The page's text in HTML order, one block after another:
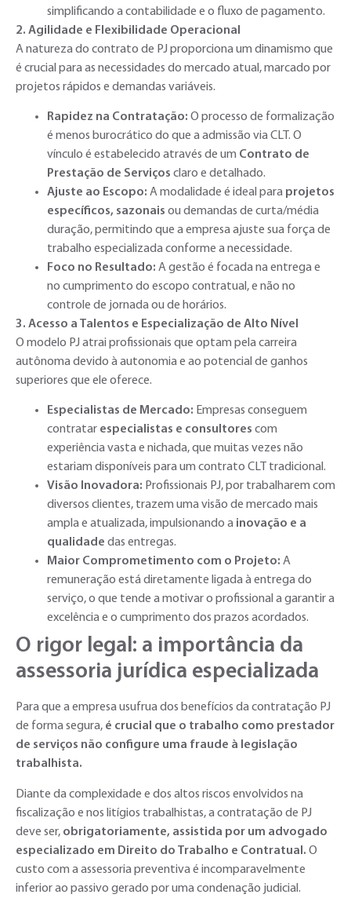
simplificando a contabilidade e o fluxo de pagamento.
2. Agilidade e Flexibilidade Operacional
A natureza do contrato de PJ proporciona um dinamismo que
é crucial para as necessidades do mercado atual, marcado por
projetos rápidos e demandas variáveis.
Rapidez na Contratação: O processo de formalização
é menos burocrático do que a admissão via CLT. O
vínculo é estabelecido através de um Contrato de
Prestação de Serviços claro e detalhado.
Ajuste ao Escopo: A modalidade é ideal para projetos
específicos, sazonais ou demandas de curta/média
duração, permitindo que a empresa ajuste sua força de
trabalho especializada conforme a necessidade.
Foco no Resultado: A gestão é focada na entrega e
no cumprimento do escopo contratual, e não no
controle de jornada ou de horários.
3. Acesso a Talentos e Especialização de Alto Nível
O modelo PJ atrai profissionais que optam pela carreira
autônoma devido à autonomia e ao potencial de ganhos
superiores que ele oferece.
Especialistas de Mercado: Empresas conseguem
contratar especialistas e consultores com
experiência vasta e nichada, que muitas vezes não
estariam disponíveis para um contrato CLT tradicional.
Visão Inovadora: Profissionais PJ, por trabalharem com
diversos clientes, trazem uma visão de mercado mais
ampla e atualizada, impulsionando a inovação e a
qualidade das entregas.
Maior Comprometimento com o Projeto: A
remuneração está diretamente ligada à entrega do
serviço, o que tende a motivar o profissional a garantir a
excelência e o cumprimento dos prazos acordados.
O rigor legal: a importância da
assessoria jurídica especializada
Para que a empresa usufrua dos benefícios da contratação PJ
de forma segura, é crucial que o trabalho como prestador
de serviços não configure uma fraude à legislação
trabalhista.
Diante da complexidade e dos altos riscos envolvidos na
fiscalização e nos litígios trabalhistas, a contratação de PJ
deve ser, obrigatoriamente, assistida por um advogado
especializado em Direito do Trabalho e Contratual. O
custo com a assessoria preventiva é incomparavelmente
inferior ao passivo gerado por uma condenação judicial.